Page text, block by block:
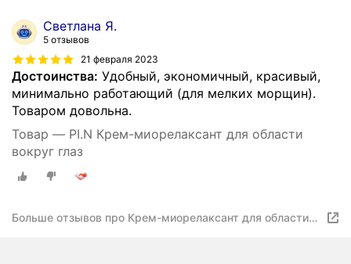
Светлана Я.
5 отзывов
21 февраля 2023
Достоинства: Удобный, экономичный, красивый,
минимально работающий (для мелких морщин).
Товаром довольна.
Товар — PI.N Крем-миорелаксант для области
вокруг глаз
Больше отзывов про Крем-миорелаксант для области